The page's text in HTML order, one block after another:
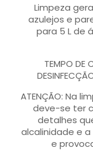
Limpeza
azulejos e
para 5 L de
TEMPO DE
ATENÇÃO: Na
deve-se ter
detalhes
alcalinidade e
e